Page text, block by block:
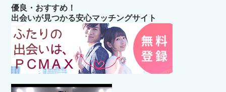
優良・おすすめ！
出会いが見つかる安心マッチングサイト